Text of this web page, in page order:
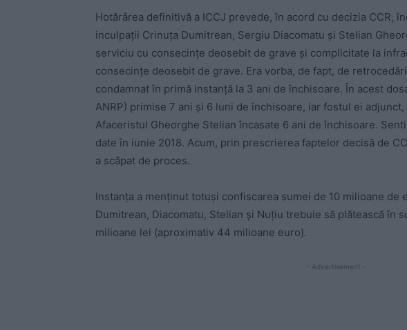
Hotărârea definitivă a ICCJ prevede, în acord cu decizia CCR,
inculpații Crinuța Dumitrean, Sergiu Diacomatu și Stelian
serviciu cu consecințe deosebit de grave și complicitate la
consecințe deosebit de grave. Era vorba, de fapt, de
condamnat în primă instanță la 3 ani de închisoare. În acest
ANRP) primise 7 ani și 6 luni de închisoare, iar fostul ei
Afaceristul Gheorghe Stelian încasate 6 ani de închisoare.
date în iunie 2018. Acum, prin prescrierea faptelor decisă de
a scăpat de proces.
Instanța a menținut totuși confiscarea sumei de 10 milioane de
Dumitrean, Diacomatu, Stelian și Nuțiu trebuie să plătească în
milioane lei (aproximativ 44 milioane euro).
- Advertisement -